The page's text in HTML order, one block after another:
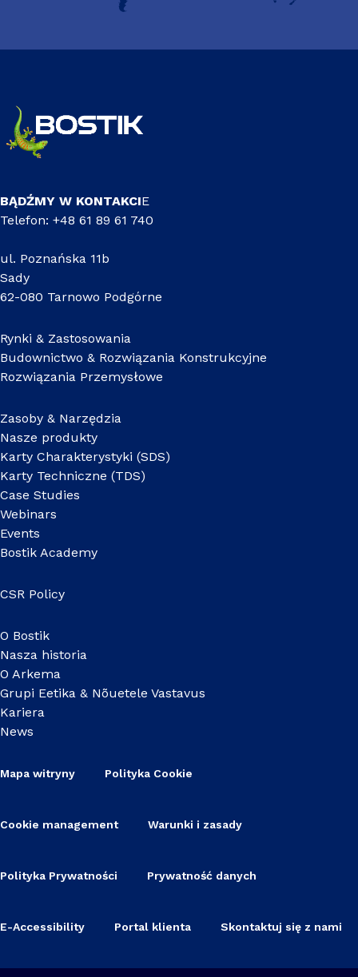
BĄDŹMY W KONTAKCIE
Telefon: +48 61 89 61 740
ul. Poznańska 11b
Sady
62-080 Tarnowo Podgórne
Rynki & Zastosowania
Budownictwo & Rozwiązania Konstrukcyjne
Rozwiązania Przemysłowe
Zasoby & Narzędzia
Nasze produkty
Karty Charakterystyki (SDS)
Karty Techniczne (TDS)
Case Studies
Webinars
Events
Bostik Academy
CSR Policy
O Bostik
Nasza historia
O Arkema
Grupi Eetika & Nõuetele Vastavus
Kariera
News
Mapa witryny Polityka Cookie
Cookie management Warunki i zasady
Polityka Prywatności Prywatność danych
E-Accessibility Portal klienta Skontaktuj się z nami